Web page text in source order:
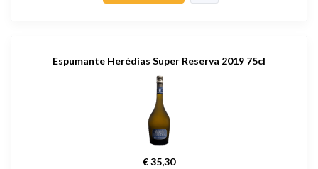
Espumante Herédias Super Reserva 2019 75cl
€ 35,30